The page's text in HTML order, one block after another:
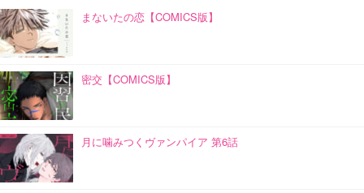
まないたの恋【COMICS版】
密交【COMICS版】
月に噛みつくヴァンパイア 第6話